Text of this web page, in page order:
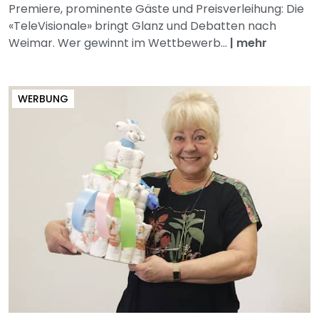
Premiere, prominente Gäste und Preisverleihung: Die
«TeleVisionale» bringt Glanz und Debatten nach
Weimar. Wer gewinnt im Wettbewerb... | mehr
WERBUNG